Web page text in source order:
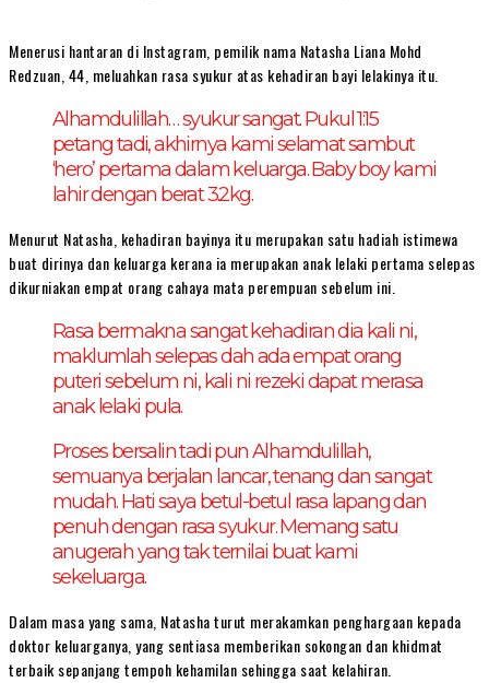
Menerusi hantaran di Instagram, pemilik nama Natasha Liana Mohd
Redzuan, 44, meluahkan rasa syukur atas kehadiran bayi lelakinya itu.
Alhamdulillah… syukur sangat. Pukul 1:15
petang tadi, akhirnya kami selamat sambut
‘hero’ pertama dalam keluarga. Baby boy kami
lahir dengan berat 3.2kg.
Menurut Natasha, kehadiran bayinya itu merupakan satu hadiah istimewa
buat dirinya dan keluarga kerana ia merupakan anak lelaki pertama selepas
dikurniakan empat orang cahaya mata perempuan sebelum ini.
Rasa bermakna sangat kehadiran dia kali ni,
maklumlah selepas dah ada empat orang
puteri sebelum ni, kali ni rezeki dapat merasa
anak lelaki pula.
Proses bersalin tadi pun Alhamdulillah,
semuanya berjalan lancar, tenang dan sangat
mudah. Hati saya betul-betul rasa lapang dan
penuh dengan rasa syukur. Memang satu
anugerah yang tak ternilai buat kami
sekeluarga.
Dalam masa yang sama, Natasha turut merakamkan penghargaan kepada
doktor keluarganya, yang sentiasa memberikan sokongan dan khidmat
terbaik sepanjang tempoh kehamilan sehingga saat kelahiran.